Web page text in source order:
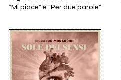
“Mi piace” e “Per due parole”